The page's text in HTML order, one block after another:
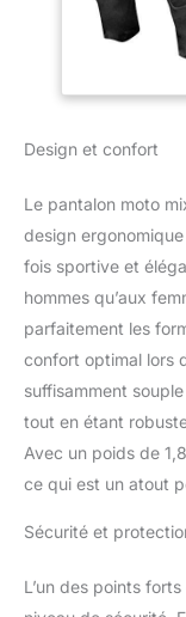
Design et confort
Le pantalon moto
design
fois sportive et
hommes qu’aux
parfaitement les
confort optimal lors
suffisamment
tout en étant
Avec un poids de
ce qui est un atout
Sécurité et
L’un des points